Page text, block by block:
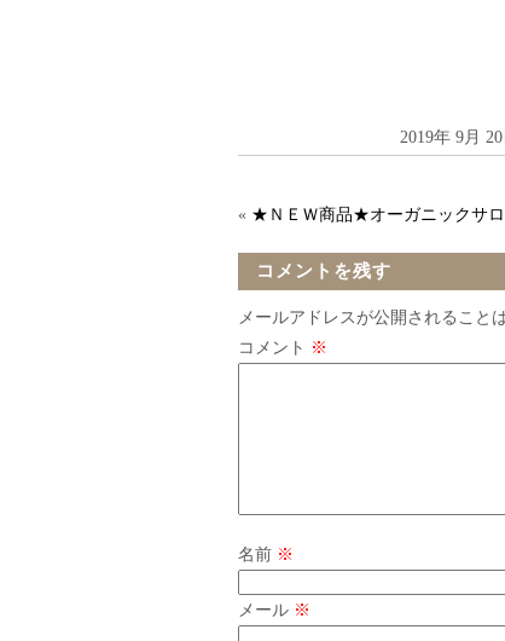
2019年 9月
« ★ＮＥＷ商品★オーガニックサ
コメントを残す
メールアドレスが公開されること
コメント ※
名前 ※
メール ※